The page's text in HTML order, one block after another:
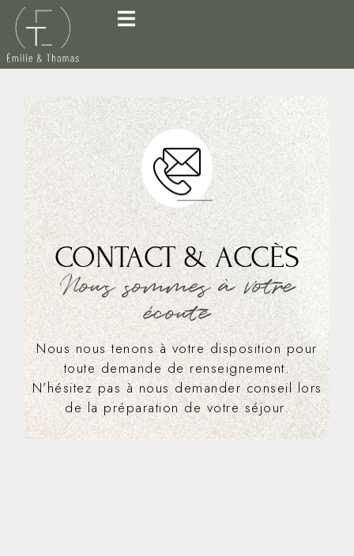
CONTACT & ACCÈS
Nous sommes à votre
écoute
Nous nous tenons à votre disposition pour
toute demande de renseignement.
N’hésitez pas à nous demander conseil lors
de la préparation de votre séjour.